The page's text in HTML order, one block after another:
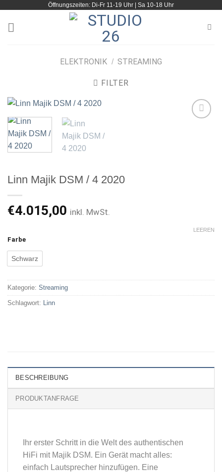
springen
Öffnungszeiten: Di-Fr 11-19 Uhr | Sa 10-18 Uhr
ELEKTRONIK / STREAMING
FILTER
Linn Majik DSM / 4 2020
€4.015,00 inkl. MwSt.
Farbe
Schwarz
LEEREN
Kategorie: Streaming
Schlagwort: Linn
BESCHREIBUNG
PRODUKTANFRAGE
Ihr erster Schritt in die Welt des authentischen
HiFi mit Majik DSM. Ein Gerät macht alles:
einfach Lautsprecher hinzufügen. Eine